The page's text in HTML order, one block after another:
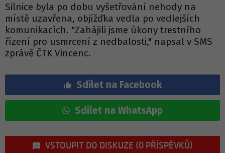
Silnice byla po dobu vyšetřování nehody na
místě uzavřena, objížďka vedla po vedlejších
komunikacích. "Zahájili jsme úkony trestního
řízení pro usmrcení z nedbalosti," napsal v SMS
zprávě ČTK Vincenc.
Sdílet na Facebook
Sdílet na WhatsApp
VSTOUPIT DO DISKUZE (0 PŘÍSPĚVKŮ)